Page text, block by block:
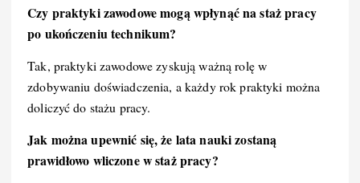
Czy praktyki zawodowe mogą wpłynąć na staż pracy
po ukończeniu technikum?
Tak, praktyki zawodowe zyskują ważną rolę w
zdobywaniu doświadczenia, a każdy rok praktyki można
doliczyć do stażu pracy.
Jak można upewnić się, że lata nauki zostaną
prawidłowo wliczone w staż pracy?